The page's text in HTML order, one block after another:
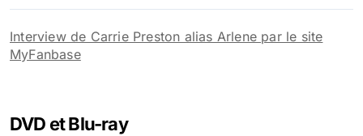
Interview de Carrie Preston alias Arlene par le site
MyFanbase
DVD et Blu-ray